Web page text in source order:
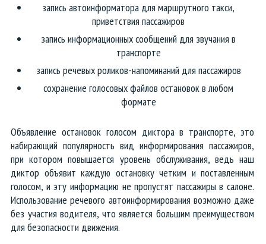
запись автоинформатора для маршрутного такси,
приветствия пассажиров
запись информационных сообщений для звучания в
транспорте
запись речевых роликов-напоминаний для пассажиров
сохранение голосовых файлов остановок в любом
формате
Объявление остановок голосом диктора в транспорте, это
набирающий популярность вид информирования пассажиров,
при котором повышается уровень обслуживания, ведь наш
диктор объявит каждую остановку четким и поставленным
голосом, и эту информацию не пропустят пассажиры в салоне.
Использование речевого автоинформирования возможно даже
без участия водителя, что является большим преимуществом
для безопасности движения.